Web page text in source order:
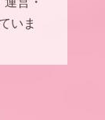
いま